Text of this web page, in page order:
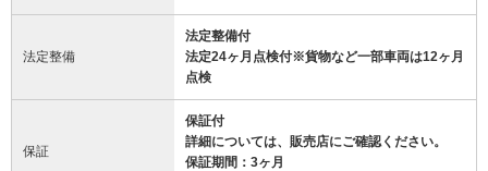
法定整備
法定整備付
法定24ヶ月点検付※貨物など一部車両は12ヶ月
点検
保証
保証付
詳細については、販売店にご確認ください。
保証期間：3ヶ月